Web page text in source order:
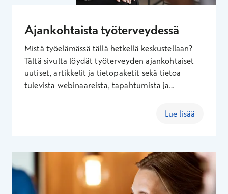
Ajankohtaista työterveydessä
Mistä työelämässä tällä hetkellä keskustellaan?
Tältä sivulta löydät työterveyden ajankohtaiset
uutiset, artikkelit ja tietopaketit sekä tietoa
tulevista webinaareista, tapahtumista ja
hyvinvointiin, johtamiseen ja työterveydenLue lisää